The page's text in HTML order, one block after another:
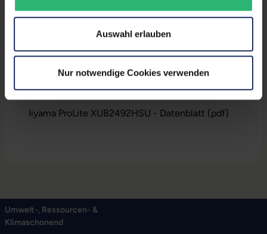
Auswahl erlauben
Nur notwendige Cookies verwenden
Produktbeschreibung
Downloads
Iiyama ProLite XUB2492HSU - Datenblatt (pdf)
Umwelt-, Ressourcen- &
Klimaschonend